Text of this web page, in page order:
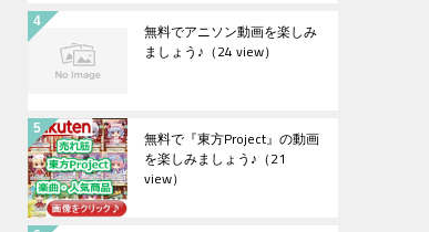
無料でアニソン動画を楽しみ
ましょう♪ （24 view）
無料で『東方Project』の動画
を楽しみましょう♪ （21
view）